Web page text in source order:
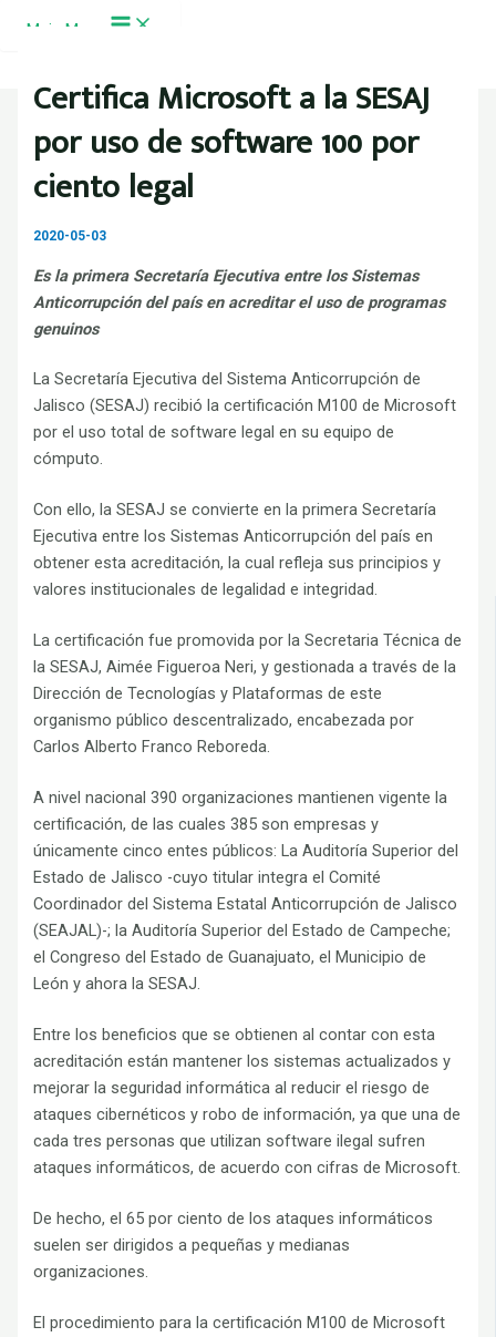
Ir al contenido
Main Menu
Certifica Microsoft a la SESAJ
por uso de software 100 por
ciento legal
2020-05-03
Es la primera Secretaría Ejecutiva entre los Sistemas
Anticorrupción del país en acreditar el uso de programas
genuinos
La Secretaría Ejecutiva del Sistema Anticorrupción de
Jalisco (SESAJ) recibió la certificación M100 de Microsoft
por el uso total de software legal en su equipo de
cómputo.
Con ello, la SESAJ se convierte en la primera Secretaría
Ejecutiva entre los Sistemas Anticorrupción del país en
obtener esta acreditación, la cual refleja sus principios y
valores institucionales de legalidad e integridad.
La certificación fue promovida por la Secretaria Técnica de
la SESAJ, Aimée Figueroa Neri, y gestionada a través de la
Dirección de Tecnologías y Plataformas de este
organismo público descentralizado, encabezada por
Carlos Alberto Franco Reboreda.
A nivel nacional 390 organizaciones mantienen vigente la
certificación, de las cuales 385 son empresas y
únicamente cinco entes públicos: La Auditoría Superior del
Estado de Jalisco -cuyo titular integra el Comité
Coordinador del Sistema Estatal Anticorrupción de Jalisco
(SEAJAL)-; la Auditoría Superior del Estado de Campeche;
el Congreso del Estado de Guanajuato, el Municipio de
León y ahora la SESAJ.
Entre los beneficios que se obtienen al contar con esta
acreditación están mantener los sistemas actualizados y
mejorar la seguridad informática al reducir el riesgo de
ataques cibernéticos y robo de información, ya que una de
cada tres personas que utilizan software ilegal sufren
ataques informáticos, de acuerdo con cifras de Microsoft.
De hecho, el 65 por ciento de los ataques informáticos
suelen ser dirigidos a pequeñas y medianas
organizaciones.
El procedimiento para la certificación M100 de Microsoft